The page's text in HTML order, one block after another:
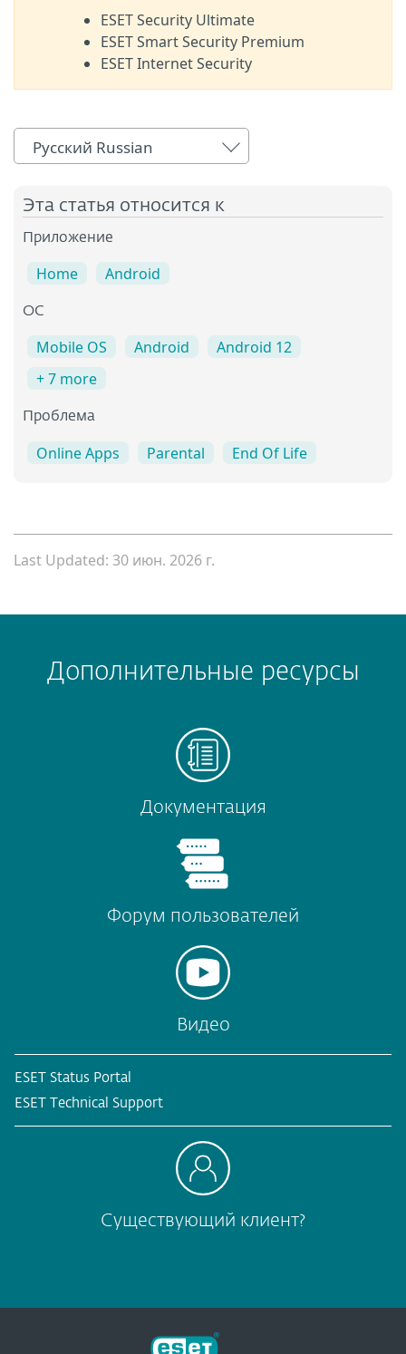
ESET Security Ultimate
ESET Smart Security Premium
ESET Internet Security
Русский Russian
Эта статья относится к
Приложение
Home Android
OC
Mobile OS Android
Android 12
+ 7 more
Проблема
Online Apps Parental End Of Life
Last Updated: 30 июн. 2026 г.
Дополнительные ресурсы
Документация
Форум пользователей
Видео
ESET Status Portal
ESET Technical Support
Существующий клиент?